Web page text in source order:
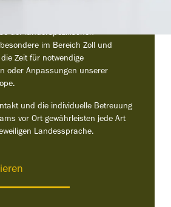
der länderspezifischen
im Bereich Zoll und
Zeit für notwendige
oder Anpassungen unserer
und die individuelle Betreuung
vor Ort gewährleisten jede Art
Landessprache.